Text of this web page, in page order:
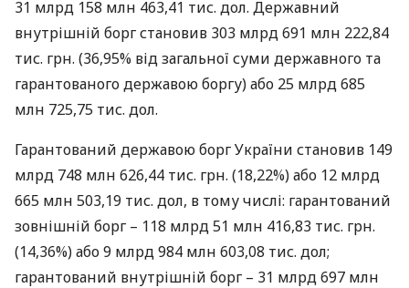
31 млрд 158 млн 463,41 тис. дол. Державний
внутрішній борг становив 303 млрд 691 млн 222,84
тис. грн. (36,95% від загальної суми державного та
гарантованого державою боргу) або 25 млрд 685
млн 725,75 тис. дол.
Гарантований державою борг України становив 149
млрд 748 млн 626,44 тис. грн. (18,22%) або 12 млрд
665 млн 503,19 тис. дол, в тому числі: гарантований
зовнішній борг – 118 млрд 51 млн 416,83 тис. грн.
(14,36%) або 9 млрд 984 млн 603,08 тис. дол;
гарантований внутрішній борг – 31 млрд 697 млн ​​